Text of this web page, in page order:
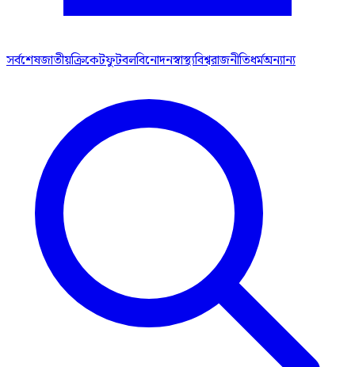
সর্বশেষজাতীয়ক্রিকেটফুটবলবিনোদনস্বাস্থ্যবিশ্বরাজনীতিধর্মঅন্যান্য